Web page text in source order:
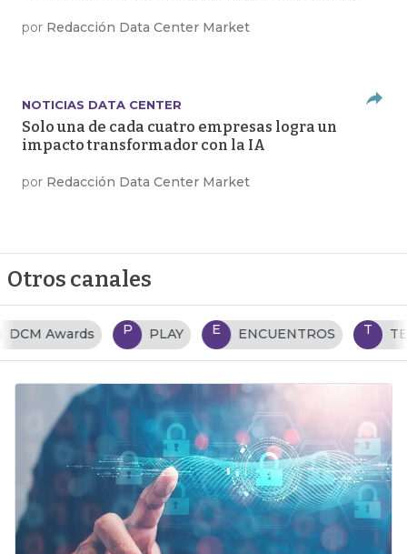
por Redacción Data Center Market
NOTICIAS DATA CENTER
Solo una de cada cuatro empresas logra un
impacto transformador con la IA
por Redacción Data Center Market
Otros canales
P PLAY E ENCUENTROS T TENDENCIAS TI